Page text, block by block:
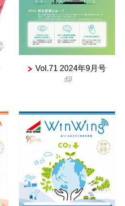
Vol.71 2024年9月号